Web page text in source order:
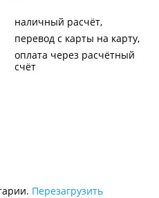
наличный расчёт
перевод с карты на карту
оплата через расчётный
счёт
Перезагрузить